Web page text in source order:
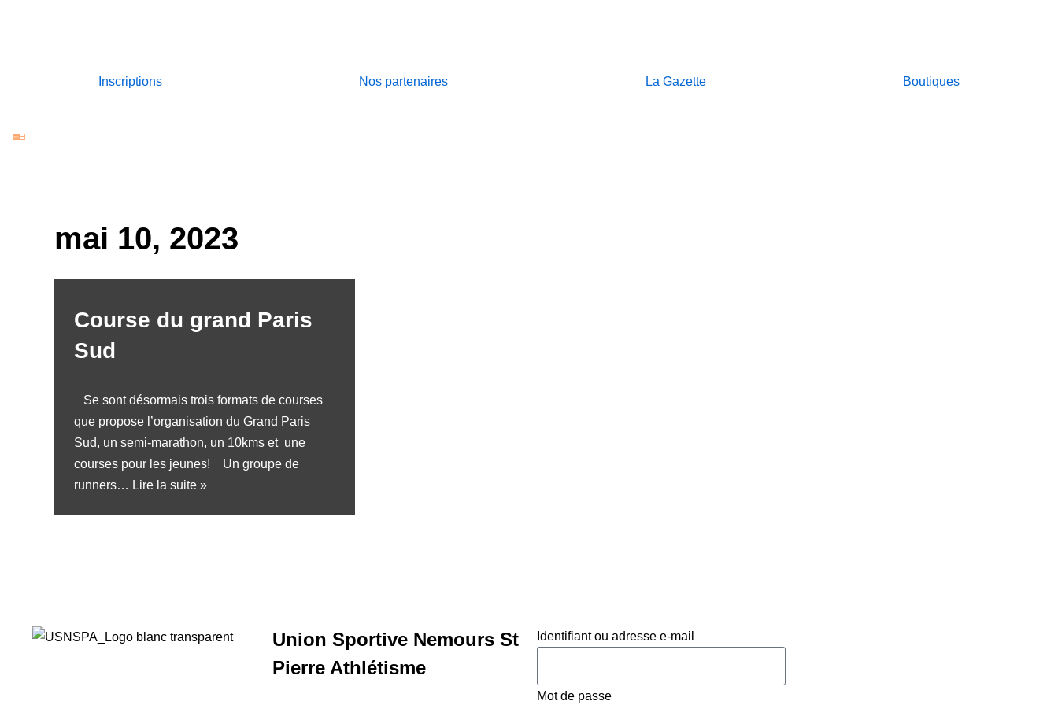
Inscriptions Nos partenaires La Gazette Boutiques
mai 10, 2023
Course du grand Paris
Sud
Se sont désormais trois formats de courses
que propose l’organisation du Grand Paris
Sud, un semi-marathon, un 10kms et une
courses pour les jeunes! Un groupe de
runners… Lire la suite »
Union Sportive Nemours St
Pierre Athlétisme
Identifiant ou adresse e-mail
Mot de passe